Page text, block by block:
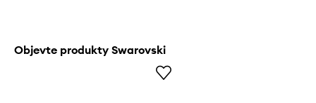
Objevte produkty Swarovski